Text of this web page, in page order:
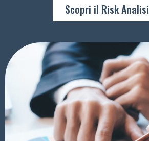
Scopri il Risk Analisi